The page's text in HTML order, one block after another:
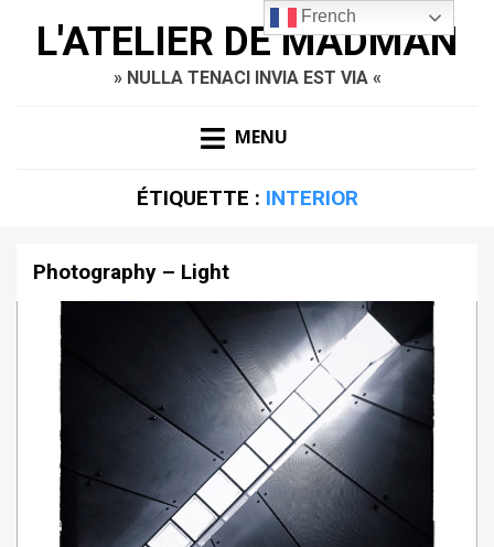
L'ATELIER DE MADMAN
» NULLA TENACI INVIA EST VIA «
MENU
ÉTIQUETTE : INTERIOR
Photography – Light
French